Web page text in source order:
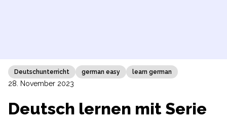
Deutschunterricht german easy learn german
28. November 2023
Deutsch lernen mit Serie